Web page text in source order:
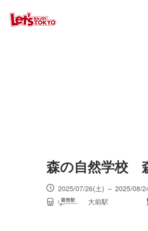
森の自然学校
大前駅